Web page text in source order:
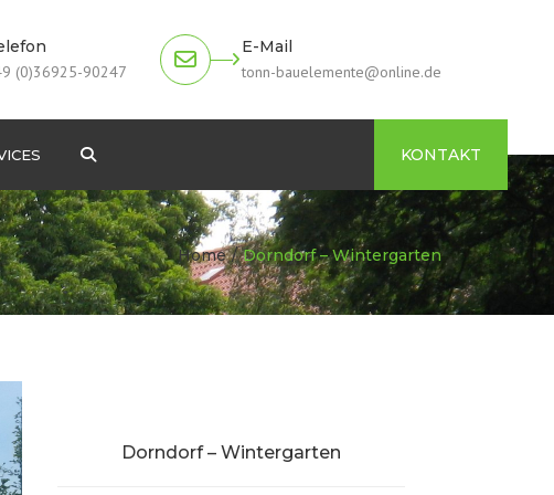
(0)36925-90247
E-Mail
tonn-bauelemente@online.de
KONTAKT
Home Dorndorf – Wintergarten
Dorndorf – Wintergarten